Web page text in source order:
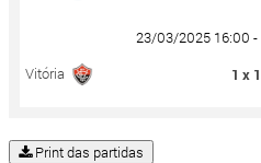
23/03/2025 16:00 -
Vitória
1 x 1
Print das partidas